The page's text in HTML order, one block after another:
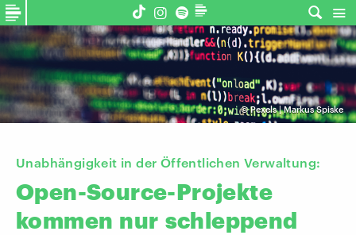
©Pexels | Markus Spiske
Unabhängigkeit in der Öffentlichen Verwaltung:
Open-Source-Projekte
kommen nur schleppend